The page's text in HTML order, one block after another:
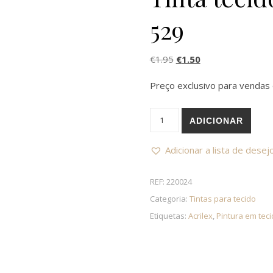
529
€1.95 O preço original era:
€1.50O preço atual é:
Preço exclusivo para vendas
Quantidade de Tinta tecido
ADICIONAR
Adicionar a lista de
REF: 220024
Categoria: Tintas para tecido
Etiquetas: Acrilex, Pintura em